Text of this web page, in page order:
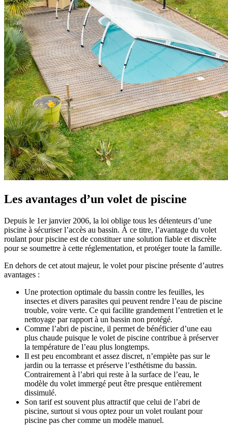
Les avantages d’un volet de piscine
Depuis le 1er janvier 2006, la loi oblige tous les détenteurs d’une
piscine à sécuriser l’accès au bassin. À ce titre, l’avantage du volet
roulant pour piscine est de constituer une solution fiable et discrète
pour se soumettre à cette réglementation, et protéger toute la famille.
En dehors de cet atout majeur, le volet pour piscine présente d’autres
avantages :
Une protection optimale du bassin contre les feuilles, les
insectes et divers parasites qui peuvent rendre l’eau de piscine
trouble, voire verte. Ce qui facilite grandement l’entretien et le
nettoyage par rapport à un bassin non protégé.
Comme l’abri de piscine, il permet de bénéficier d’une eau
plus chaude puisque le volet de piscine contribue à préserver
la température de l’eau plus longtemps.
Il est peu encombrant et assez discret, n’empiète pas sur le
jardin ou la terrasse et préserve l’esthétisme du bassin.
Contrairement à l’abri qui reste à la surface de l’eau, le
modèle du volet immergé peut être presque entièrement
dissimulé.
Son tarif est souvent plus attractif que celui de l’abri de
piscine, surtout si vous optez pour un volet roulant pour
piscine pas cher comme un modèle manuel.